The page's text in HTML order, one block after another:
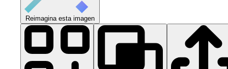
Reimagina esta imagen